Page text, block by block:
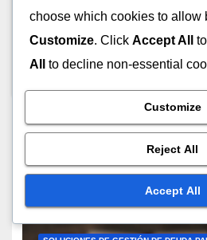
aprendizaje
explorar
el mundo del
choose which cookies to allow
Customize. Click Accept All
All
to decline non-essential
Customize
Reject All
Accept All